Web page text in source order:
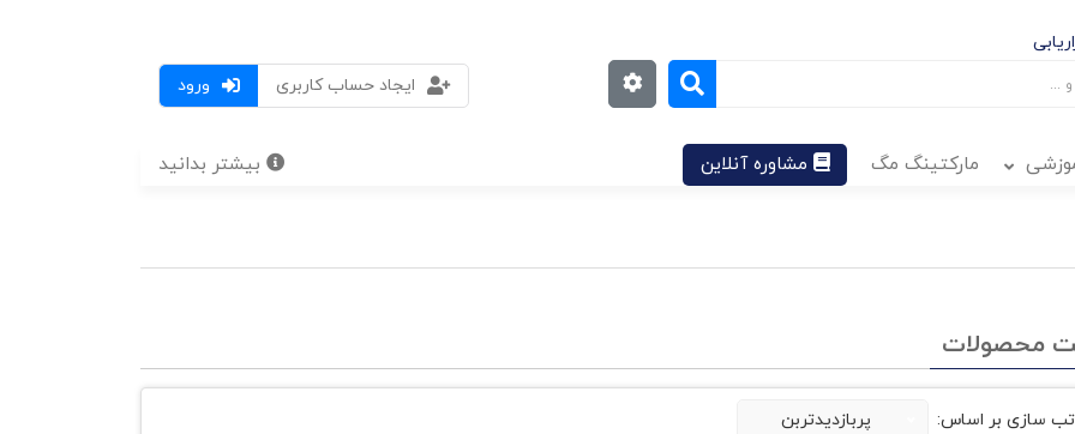
ورود
ایجاد حساب کاربری
مارکتینگ مگ مشاوره آنلاین بیشتر بدانید
محصولات
سازی بر اساس: پربازدیدتربن